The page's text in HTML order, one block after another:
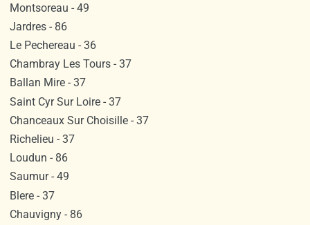
Montsoreau - 49
Jardres - 86
Le Pechereau - 36
Chambray Les Tours - 37
Ballan Mire - 37
Saint Cyr Sur Loire - 37
Chanceaux Sur Choisille - 37
Richelieu - 37
Loudun - 86
Saumur - 49
Blere - 37
Chauvigny - 86